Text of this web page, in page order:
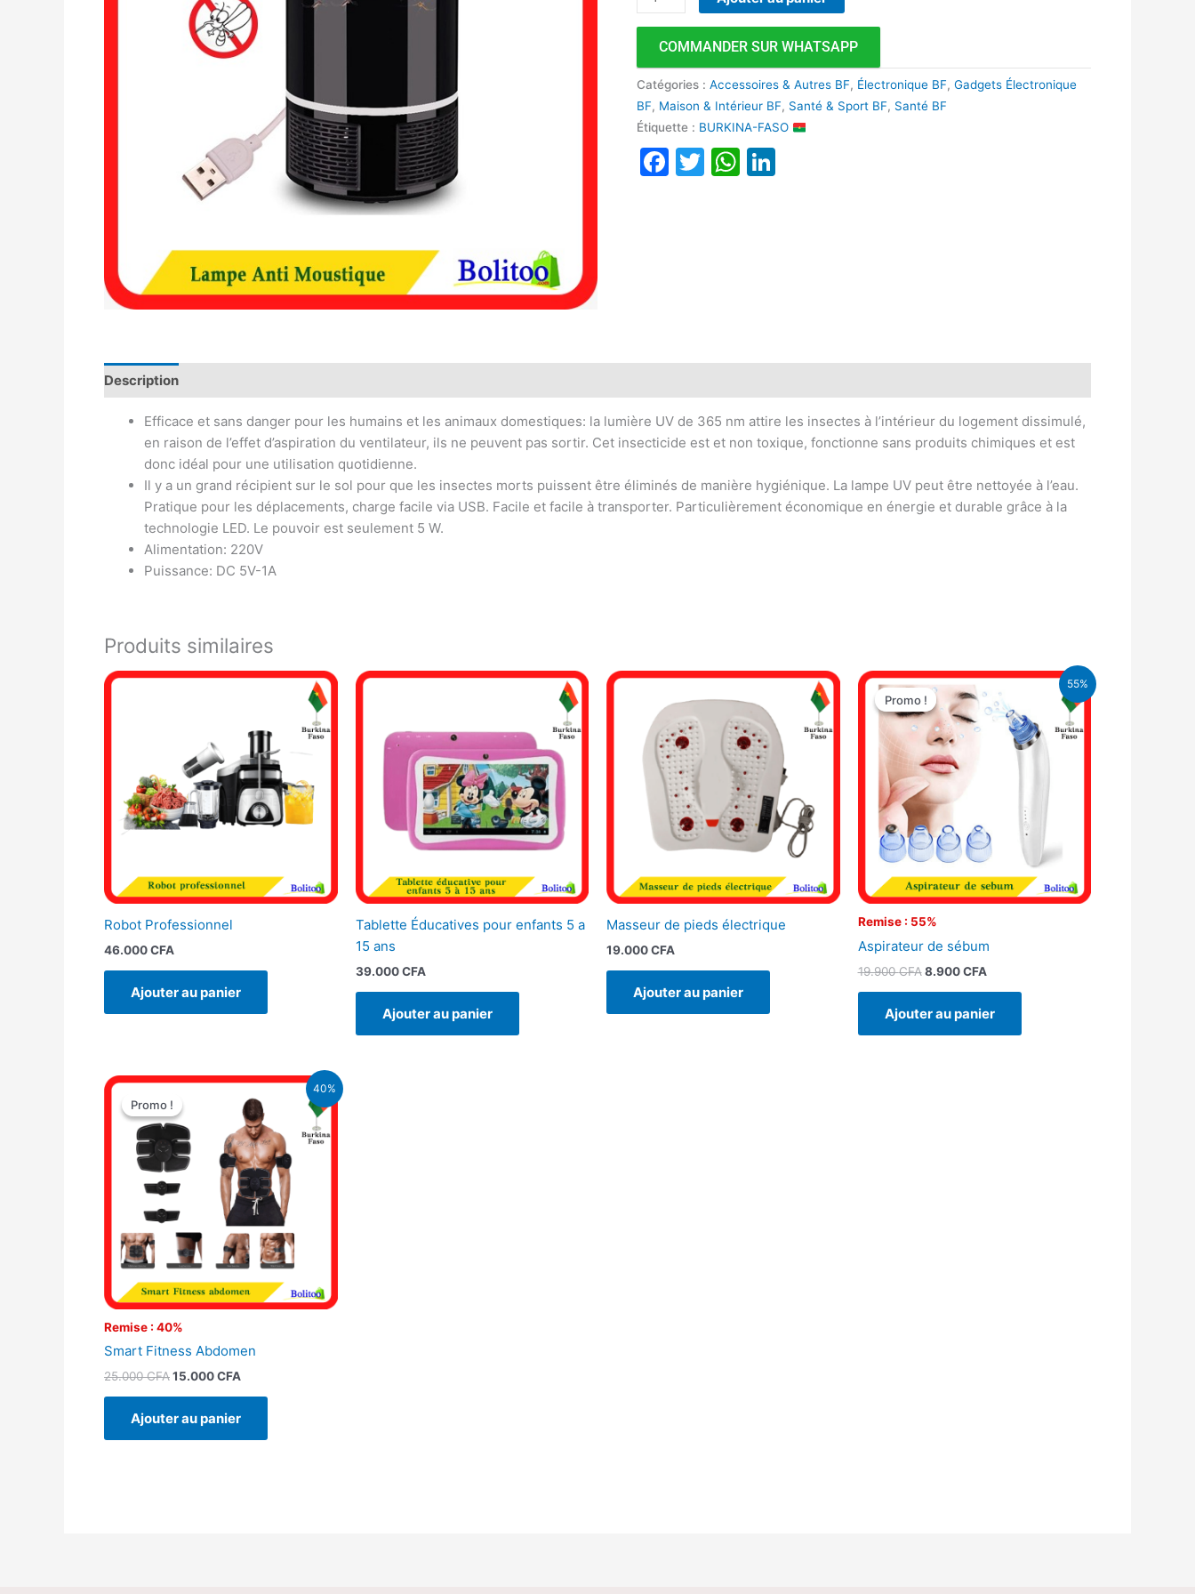
COMMANDER SUR WHATSAPP
Catégories :Accessoires & Autres BF, Électronique BF,Gadgets Électronique
BF, Maison & Intérieur BF, Santé & Sport BF, Santé BF
Étiquette : BURKINA-FASO
Facebook
TwitterWhatsApp
Description
Efficace et sans danger pour les humains et les animaux domestiques: la lumière UV de 365 nm attire les insectes à l’intérieur du logement dissimulé,
en raison de l’effet d’aspiration du ventilateur, ils ne peuvent pas sortir. Cet insecticide est et non toxique, fonctionne sans produits chimiques et est
donc idéal pour une utilisation quotidienne.
Il y a un grand récipient sur le sol pour que les insectes morts puissent être éliminés de manière hygiénique. La lampe UV peut être nettoyée à l’eau.
Pratique pour les déplacements, charge facile via USB. Facile et facile à transporter. Particulièrement économique en énergie et durable grâce à la
technologie LED. Le pouvoir est seulement 5 W.
Alimentation: 220V
Puissance: DC 5V-1A
Produits similaires
Robot Professionnel
46.000CFA
Ajouter au panier
Tablette Éducatives pour enfants 5 a
15 ans
39.000CFA
Ajouter au panier
Masseur de pieds électrique
19.000CFA
Ajouter au panier
55%
Promo !
Remise : 55%
Promo !
Aspirateur de sébum
19.900CFA
Le
prix
initial
était :
19.900 CFA.
8.900CFA
Le
prix
actuel
est :
8.900 CFA.
Ajouter au panier
40%
Promo !
Remise : 40%
Promo !
Smart Fitness Abdomen
25.000CFA
Le
initial
était :
25.000 CFA.
15.000CFA
Le
prix
actuel
est :
15.000 CFA.
Ajouter au panier